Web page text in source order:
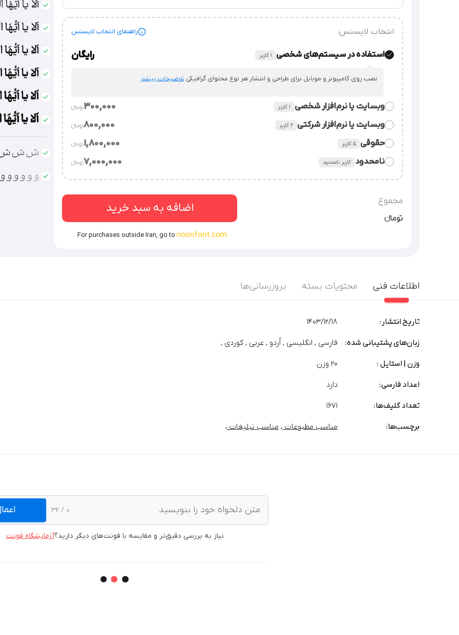
انتخاب لایسنس: راهنمای انتخاب لایسنس
استفاده در سیستم‌های شخصی ۱ کاربر رایگان
نصب روی کامپیوتر و موبایل برای طراحی و انتشار هر نوع محتوای گرافیکی توضیحات بیشتر
وبسایت یا نرم‌افزار شخصی ۱ کاربر 300,000تومان‫ء‬‫
قراردادن فایل فونت در سورس وبسایت یا نرم‌افزار شخصی.
وبسایت یا نرم‌افزار شرکتی ٢ کاربر 800,000تومان‫ء‬‫
قراردادن فایل فونت در سورس وبسایت یا نرم‌افزار شرکت.
حقوقی ۵ کاربر 1,800,000تومان‫ء‬‫
استفاده از فایل فونت در همه‌ی امور شرکت، سازمان یا موسسه.
نامحدود کاربر نامحدود 7,000,000تومان‫ء‬‫
مجموع
تومان‫ء‬‫
اضافه به سبد خرید
For purchases outside Iran, go to noonfont.com
اطلاعات فنی محتویات بسته بروزرسانی‌ها
تاریخ انتشار: 1403/12/18
زبان‌های پشتیبانی شده: فارسی , انگلیسی , اُردو , عربی , کوردی ,
وزن | استایل : ۲۰ وزن
اعداد فارسی: دارد
تعداد گلیف‌ها: 1671
برچسب‌‌ها: مناسب مطبوعات، مناسب تبلیغات،
0
/ 32
نیاز به بررسی دقیق‌تر و مقایسه با فونت‌های دیگر دارید؟آزمایشگاه فونت